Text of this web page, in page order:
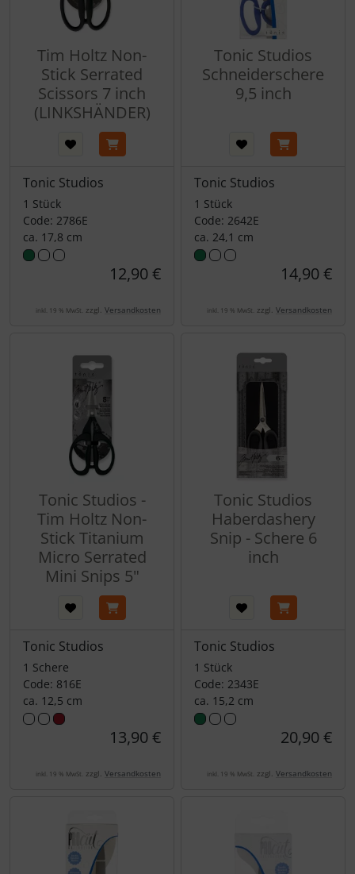
Tim Holtz Non-
Stick Serrated
Scissors 7 inch
(LINKSHÄNDER)
Tonic Studios
1 Stück
Code: 2786E
ca. 17,8 cm
12,90 €
inkl. 19 % MwSt. zzgl. Versandkosten
Tonic Studios
Schneiderschere
9,5 inch
Tonic Studios
1 Stück
Code: 2642E
ca. 24,1 cm
14,90 €
inkl. 19 % MwSt. zzgl. Versandkosten
Tonic Studios -
Tim Holtz Non-
Stick Titanium
Micro Serrated
Mini Snips 5"
Tonic Studios
1 Schere
Code: 816E
ca. 12,5 cm
13,90 €
inkl. 19 % MwSt. zzgl. Versandkosten
Tonic Studios
Haberdashery
Snip - Schere 6
inch
Tonic Studios
1 Stück
Code: 2343E
ca. 15,2 cm
20,90 €
inkl. 19 % MwSt. zzgl. Versandkosten